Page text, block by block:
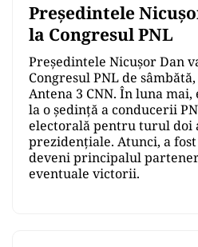
Preşedintele
la Congresul PNL
Președintele Nicușor Dan
Congresul PNL de
Antena 3 CNN. În luna
la o ședință a conducerii
electorală pentru turul doi
prezidențiale. Atunci, a
deveni principalul
eventuale victorii.